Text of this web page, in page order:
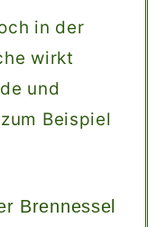
in der
wirkt
und
Beispiel
Brennessel